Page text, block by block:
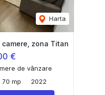
Harta
zona Titan
€
de vânzare
70 mp 2022